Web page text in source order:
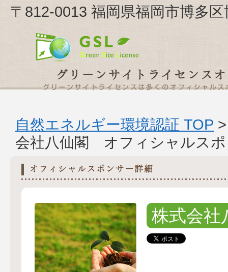
〒812-0013 福岡県福岡市博多
自然エネルギー環境認証 TOP
会社八仙閣 オフィシャルスポ
株式会社